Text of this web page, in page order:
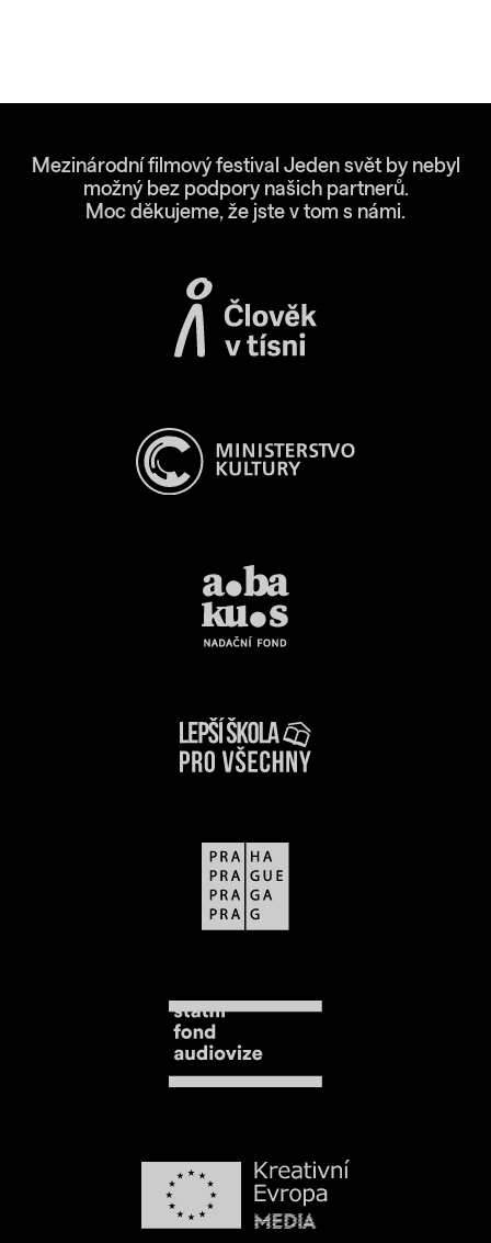
Mezinárodní filmový festival Jeden svět by nebyl
možný bez podpory našich partnerů.
Moc děkujeme, že jste v tom s námi.